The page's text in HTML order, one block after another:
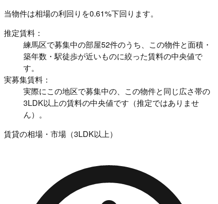
当物件は相場の利回りを0.61%下回ります。
推定賃料：
練馬区で募集中の部屋52件のうち、この物件と面積・
築年数・駅徒歩が近いものに絞った賃料の中央値で
す。
実募集賃料：
実際にこの地区で募集中の、この物件と同じ広さ帯の
3LDK以上の賃料の中央値です（推定ではありませ
ん）。
賃貸の相場・市場（3LDK以上）